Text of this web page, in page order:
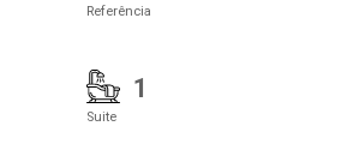
Referência
1
Suite